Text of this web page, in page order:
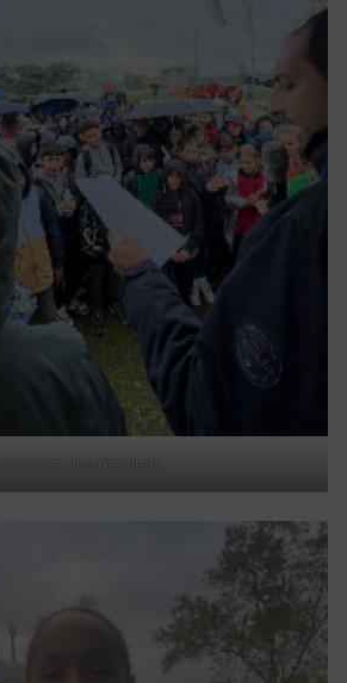
Annonce des résultats